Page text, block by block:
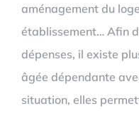
aménagement du
établissement… Afin
dépenses, il existe
âgée dépendante
situation, elles